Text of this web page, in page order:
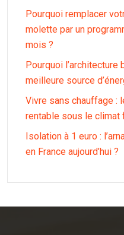
Pourquoi remplacer
molette par un
mois ?
Pourquoi
meilleure source
Vivre sans chauffage :
rentable sous le climat
Isolation à 1 euro :
en France aujourd’hui ?